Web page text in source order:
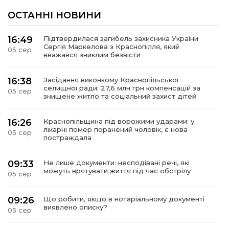
ОСТАННІ НОВИНИ
16:49
05 сер
Підтвердилася загибель захисника України
Сергія Маркелова з Краснопілля, який
вважався зниклим безвісти
16:38
05 сер
Засідання виконкому Краснопільської
селищної ради: 27,6 млн грн компенсацій за
знищене житло та соціальний захист дітей
16:26
05 сер
Краснопільщина під ворожими ударами: у
лікарні помер поранений чоловік, є нова
постраждала
09:33
05 сер
Не лише документи: несподівані речі, які
можуть врятувати життя під час обстрілу
09:26
05 сер
Що робити, якщо в нотаріальному документі
виявлено описку?